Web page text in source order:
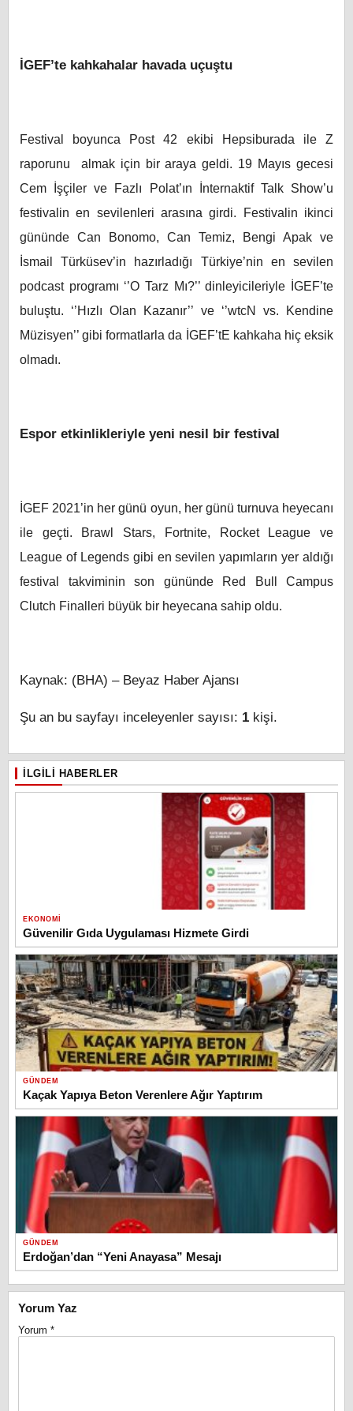
İGEF’te kahkahalar havada uçuştu
Festival boyunca Post 42 ekibi Hepsiburada ile Z
raporunu almak için bir araya geldi. 19 Mayıs gecesi
Cem İşçiler ve Fazlı Polat’ın İnternaktif Talk Show’u
festivalin en sevilenleri arasına girdi. Festivalin ikinci
gününde Can Bonomo, Can Temiz, Bengi Apak ve
İsmail Türküsev’in hazırladığı Türkiye’nin en sevilen
podcast programı ‘’O Tarz Mı?’’ dinleyicileriyle İGEF’te
buluştu. ‘’Hızlı Olan Kazanır’’ ve ‘’wtcN vs. Kendine
Müzisyen’’ gibi formatlarla da İGEF’tE kahkaha hiç eksik
olmadı.
Espor etkinlikleriyle yeni nesil bir festival
İGEF 2021’in her günü oyun, her günü turnuva heyecanı
ile geçti. Brawl Stars, Fortnite, Rocket League ve
League of Legends gibi en sevilen yapımların yer aldığı
festival takviminin son gününde Red Bull Campus
Clutch Finalleri büyük bir heyecana sahip oldu.
Kaynak: (BHA) – Beyaz Haber Ajansı
Şu an bu sayfayı inceleyenler sayısı: 1 kişi.
İLGILI HABERLER
EKONOMI
Güvenilir Gıda Uygulaması Hizmete Girdi
GÜNDEM
Kaçak Yapıya Beton Verenlere Ağır Yaptırım
GÜNDEM
Erdoğan’dan “Yeni Anayasa” Mesajı
Yorum Yaz
Yorum *